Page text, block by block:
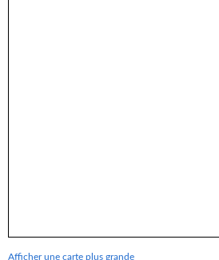
Afficher une carte plus grande